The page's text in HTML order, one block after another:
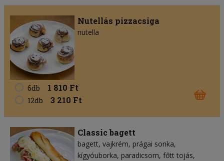
Nutellás pizzacsiga
nutella
6db 1 810 Ft
12db 3 210 Ft
Classic bagett
bagett vajkrém prágai sonka
kígyóuborka paradicsom főtt tojás